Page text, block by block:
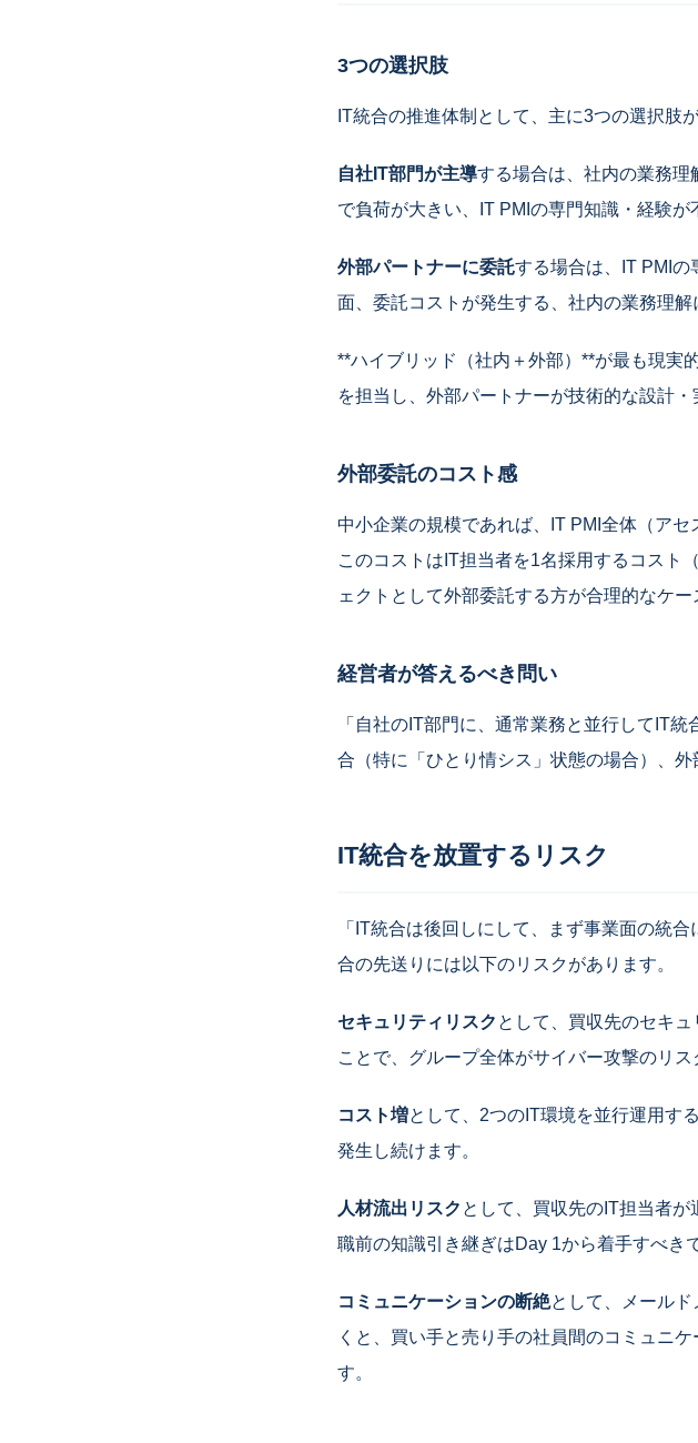
3つの選択肢
IT統合の推進体制として、主に3つの選択肢
自社IT部門が主導する場合は、社内の業務
で負荷が大きい、IT PMIの専門知識・経験が
外部パートナーに委託する場合は、IT PMIの
面、委託コストが発生する、社内の業務理解
**ハイブリッド（社内＋外部）**が最も現実
を担当し、外部パートナーが技術的な設計・
外部委託のコスト感
中小企業の規模であれば、IT PMI全体（ア
このコストはIT担当者を1名採用するコスト
ェクトとして外部委託する方が合理的なケー
経営者が答えるべき問い
「自社のIT部門に、通常業務と並行してIT
合（特に「ひとり情シス」状態の場合）、
IT統合を放置するリスク
「IT統合は後回しにして、まず事業面の統
合の先送りには以下のリスクがあります。
セキュリティリスク として、買収先のセキ
ことで、グループ全体がサイバー攻撃のリス
コスト増として、2つのIT環境を並行運用す
発生し続けます。
人材流出リスク として、買収先のIT担当者
職前の知識引き継ぎはDay 1から着手すべき
コミュニケーションの断絶として、メール
くと、買い手と売り手の社員間のコミュニ
す。